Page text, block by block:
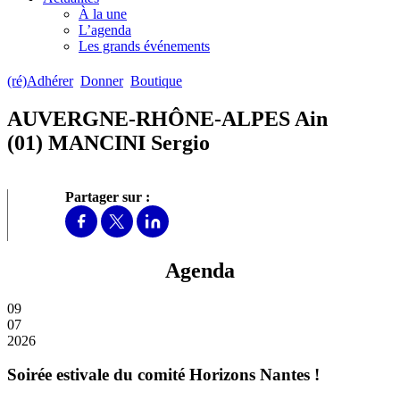
À la une
L’agenda
Les grands événements
(ré)Adhérer Donner Boutique
AUVERGNE-RHÔNE-ALPES Ain
(01) MANCINI Sergio
Partager sur :
Agenda
09
07
2026
Soirée estivale du comité Horizons Nantes !